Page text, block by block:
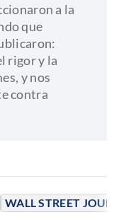
WALL STREET
a la
que
rigor y la
y nos
contra